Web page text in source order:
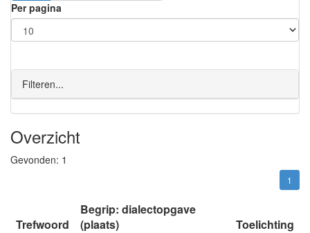
Per pagina
Filteren...
Overzicht
Gevonden: 1
1
Trefwoord
Begrip: dialectopgave
(plaats)
Toelichting